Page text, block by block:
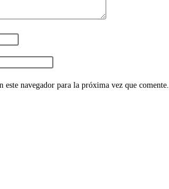
navegador para la próxima vez que comente.